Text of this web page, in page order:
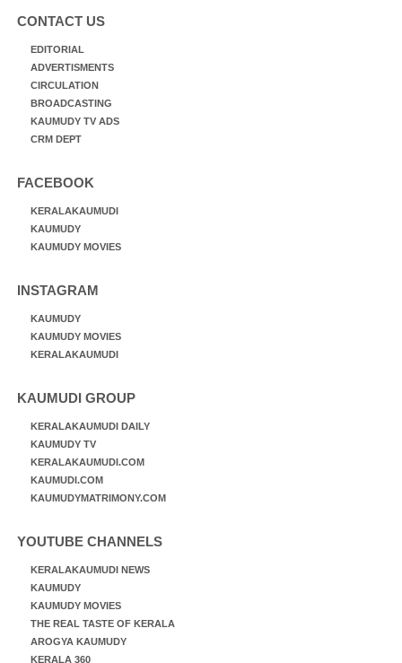
CONTACT US
EDITORIAL
ADVERTISMENTS
CIRCULATION
BROADCASTING
KAUMUDY TV ADS
CRM DEPT
FACEBOOK
KERALAKAUMUDI
KAUMUDY
KAUMUDY MOVIES
INSTAGRAM
KAUMUDY
KAUMUDY MOVIES
KERALAKAUMUDI
KAUMUDI GROUP
KERALAKAUMUDI DAILY
KAUMUDY TV
KERALAKAUMUDI.COM
KAUMUDI.COM
KAUMUDYMATRIMONY.COM
YOUTUBE CHANNELS
KERALAKAUMUDI NEWS
KAUMUDY
KAUMUDY MOVIES
THE REAL TASTE OF KERALA
AROGYA KAUMUDY
KERALA 360